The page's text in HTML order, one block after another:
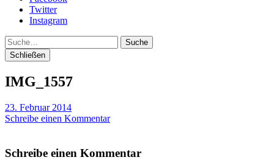
Twitter
Instagram
Suche
Schließen
IMG_1557
23. Februar 2014
Schreibe einen Kommentar
Schreibe einen Kommentar